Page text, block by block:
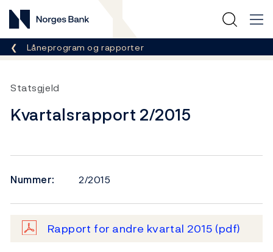
Norges Bank
Her er du nå:
Låneprogram og rapporter
Statsgjeld
Kvartalsrapport 2/2015
Nummer: 2/2015
Rapport for andre kvartal 2015 (pdf)